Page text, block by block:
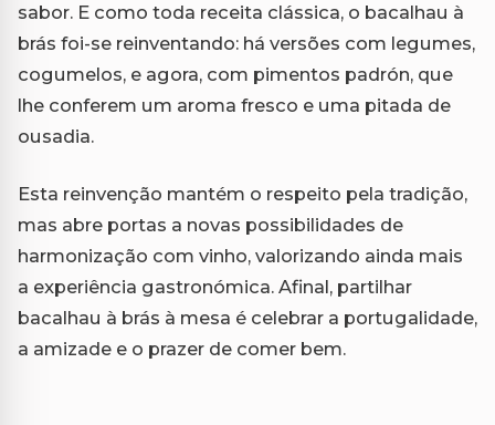
sabor. E como toda receita clássica, o bacalhau à
brás foi-se reinventando: há versões com legumes,
cogumelos, e agora, com pimentos padrón, que
lhe conferem um aroma fresco e uma pitada de
ousadia.
Esta reinvenção mantém o respeito pela tradição,
mas abre portas a novas possibilidades de
harmonização com vinho, valorizando ainda mais
a experiência gastronómica. Afinal, partilhar
bacalhau à brás à mesa é celebrar a portugalidade,
a amizade e o prazer de comer bem.